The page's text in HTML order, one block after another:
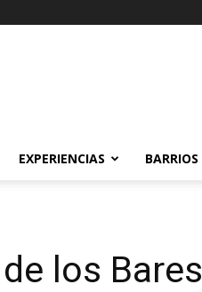
EXPERIENCIAS BARRIOS
los Bares